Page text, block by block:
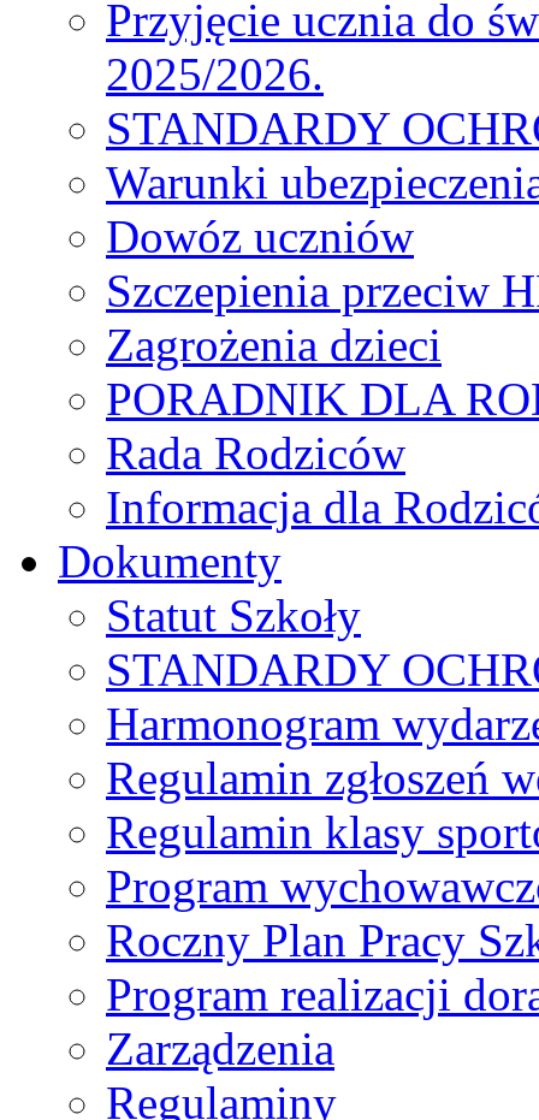
Przyjęcie ucznia do
2025/2026.
STANDARDY
Warunki
Dowóz uczniów
Szczepienia przeciw
Zagrożenia dzieci
PORADNIK DLA
Rada Rodziców
Іnformacja dla
Dokumenty
Statut Szkoły
STANDARDY
Harmonogram
Regulamin zgłoszeń
Regulamin klasy
Program
Roczny Plan Pracy
Program realizacji
Zarządzenia
Regulaminy